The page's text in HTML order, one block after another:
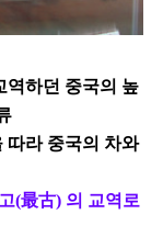
역하던 중국의 높
따라 중국의 차와
(最古) 의 교역로